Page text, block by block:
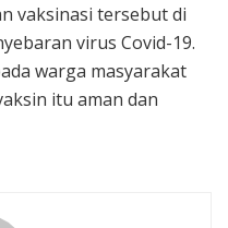
vaksinasi tersebut di
virus Covid-19.
warga masyarakat
itu aman dan